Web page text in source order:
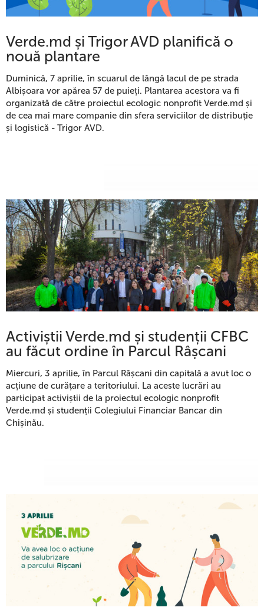
Verde.md și Trigor AVD planifică o
nouă plantare
Duminică, 7 aprilie, în scuarul de lângă lacul de pe strada
Albișoara vor apărea 57 de puieți. Plantarea acestora va fi
organizată de către proiectul ecologic nonprofit Verde.md și
de cea mai mare companie din sfera serviciilor de distribuție
și logistică - Trigor AVD.
Activiștii Verde.md și studenții СFBC
au făcut ordine în Parcul Râșcani
Miercuri, 3 aprilie, în Parcul Râșcani din capitală a avut loc o
acțiune de curățare a teritoriului. La aceste lucrări au
participat activiștii de la proiectul ecologic nonprofit
Verde.md și studenții Colegiului Financiar Bancar din
Chișinău.